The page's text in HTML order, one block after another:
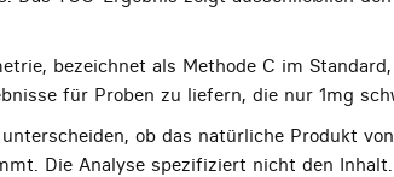
bezeichnet als Methode C im
für Proben zu liefern, die nur 1mg
ob das natürliche Produkt
Die Analyse spezifiziert nicht den